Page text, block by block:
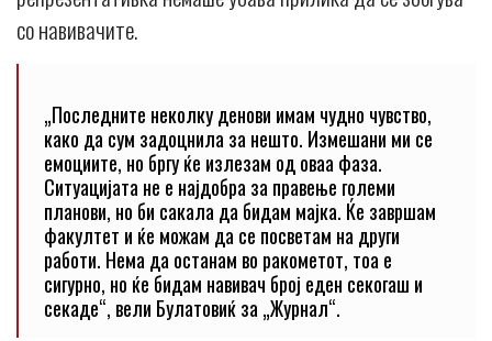
со навивачите.
„Последните неколку денови имам чудно чувство,
како да сум задоцнила за нешто. Измешани ми се
емоциите, но бргу ќе излезам од оваа фаза.
Ситуацијата не е најдобра за правење големи
планови, но би сакала да бидам мајка. Ќе завршам
факултет и ќе можам да се посветам на други
работи. Нема да останам во ракометот, тоа е
сигурно, но ќе бидам навивач број еден секогаш и
секаде“, вели Булатовиќ за „Журнал“.